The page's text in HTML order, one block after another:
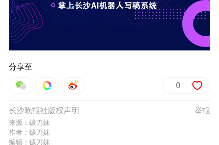
分享至
0
举报
长沙晚报社版权声明
来源：镰刀妹
作者：镰刀妹
编辑：镰刀妹